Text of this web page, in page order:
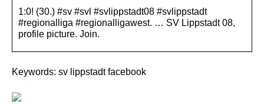
1:0! (30.) #sv #svl #svlippstadt08 #svlippstadt
#regionalliga #regionalligawest. … SV Lippstadt 08,
profile picture. Join.
Keywords: sv lippstadt facebook